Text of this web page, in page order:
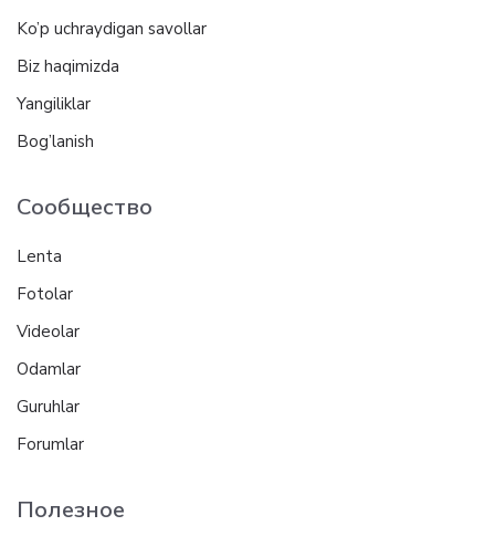
Ko’p uchraydigan savollar
Biz haqimizda
Yangiliklar
Bog’lanish
Сообщество
Lenta
Fotolar
Videolar
Odamlar
Guruhlar
Forumlar
Полезное